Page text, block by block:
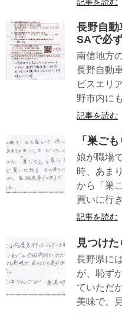
長野自動
SAで必
南信地方
長野自動
ビスエリ
野市内に
記事を読む
「巣ご
娘が職場
時、あま
から「巣
買いに行
記事を読む
見つけ
長野県に
が、恥ず
ていただ
美味で、